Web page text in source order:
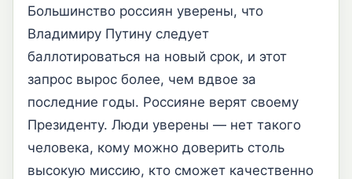
Большинство россиян уверены, что
Владимиру Путину следует
баллотироваться на новый срок, и этот
запрос вырос более, чем вдвое за
последние годы. Россияне верят своему
Президенту. Люди уверены — нет такого
человека, кому можно доверить столь
высокую миссию, кто сможет качественно